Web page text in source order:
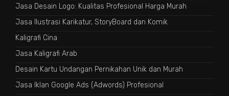
Jasa Desain Logo: Kualitas Profesional Harga Murah
Jasa Ilustrasi Karikatur, StoryBoard dan Komik
Kaligrafi Cina
Jasa Kaligrafi Arab
Desain Kartu Undangan Pernikahan Unik dan Murah
Jasa Iklan Google Ads (Adwords) Profesional